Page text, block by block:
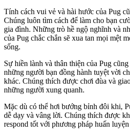
Tính cách vui vẻ và hài hước của Pug
Chúng luôn tìm cách để làm cho bạn
gia đình. Những trò hề ngộ nghĩnh và
của Pug chắc chắn sẽ xua tan mọi mệt
sống.
Sự hiền lành và thân thiện của Pug
những người bạn đồng hành tuyệt vời
khác. Chúng thích được chơi đùa và
những người xung quanh.
Mặc dù có thể hơi bướng bỉnh đôi khi,
dễ dạy và vâng lời. Chúng thích được
respond tốt với phương pháp huấn